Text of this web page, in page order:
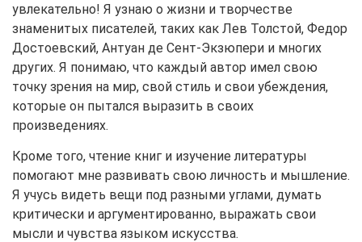
увлекательно! Я узнаю о жизни и творчестве
знаменитых писателей, таких как Лев Толстой, Федор
Достоевский, Антуан де Сент-Экзюпери и многих
других. Я понимаю, что каждый автор имел свою
точку зрения на мир, свой стиль и свои убеждения,
которые он пытался выразить в своих
произведениях.
Кроме того, чтение книг и изучение литературы
помогают мне развивать свою личность и мышление.
Я учусь видеть вещи под разными углами, думать
критически и аргументированно, выражать свои
мысли и чувства языком искусства.